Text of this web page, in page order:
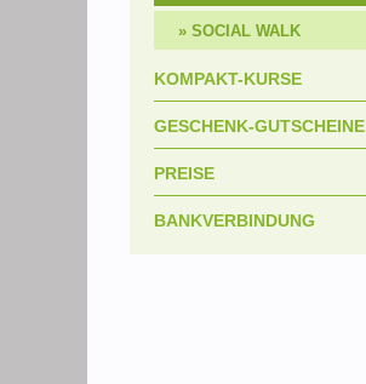
SOCIAL WALK
KOMPAKT-KURSE
GESCHENK-GUTSCHEINE
PREISE
BANKVERBINDUNG